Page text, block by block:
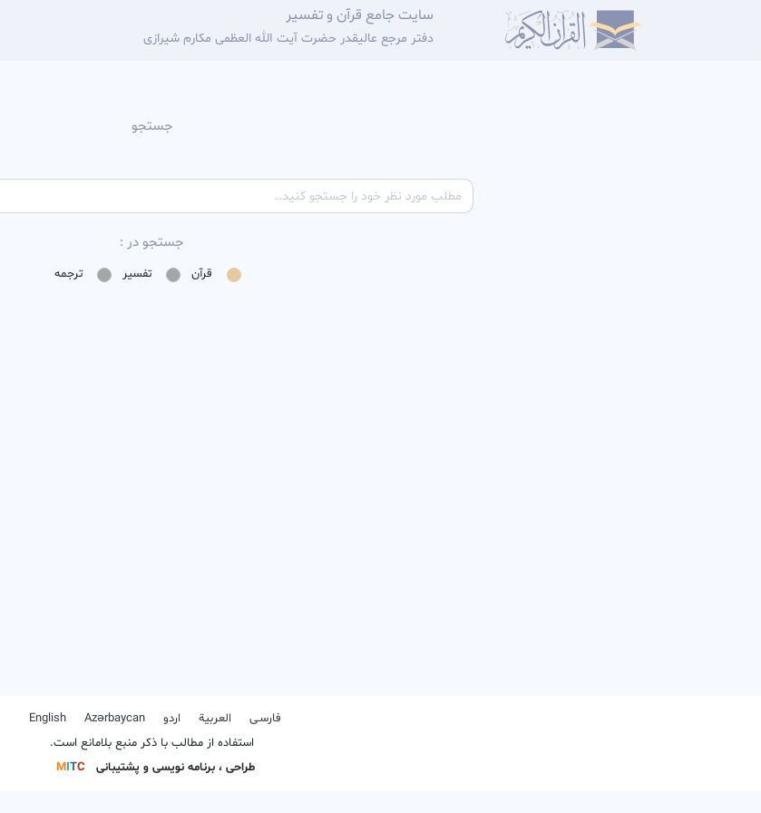
سایت جامع قرآن و تفسیر
دفتر مرجع عالیقدر حضرت آیت الله العظمی مکارم شیرازی
جستجو
جستجو در :
قرآن تفسیر ترجمه
فارسـی العربیة اردو Azərbaycan
English
استفاده از مطالب با ذکر منبع بلامانع است.
طراحی ، برنامه نویسی و پشتیبانی
MITC